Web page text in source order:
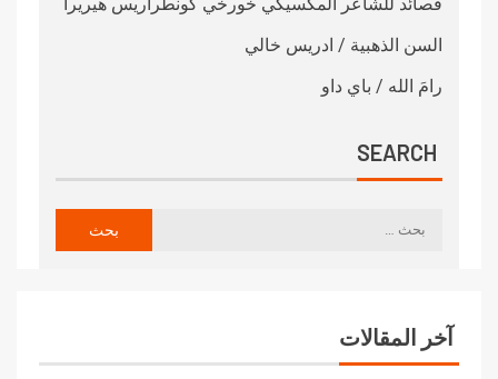
السن الذهبية / ادريس خالي
رامَ الله / باي داو
SEARCH
آخر المقالات